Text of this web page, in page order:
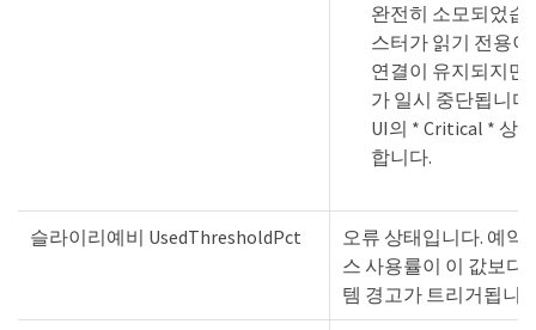
완전히 소모되었습
스터가 읽기 전용이
연결이 유지되지만
가 일시 중단됩니
UI의 * Critical * 상
합니다.
슬라이리예비 UsedThresholdPct
오류 상태입니다. 예약
스 사용률이 이 값보다
템 경고가 트리거됩니